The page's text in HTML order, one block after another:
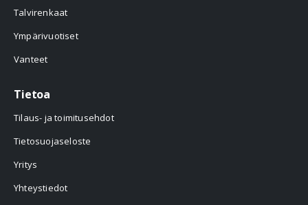
Talvirenkaat
Ympärivuotiset
Vanteet
Tietoa
Tilaus- ja toimitusehdot
Tietosuojaseloste
Yritys
Yhteystiedot